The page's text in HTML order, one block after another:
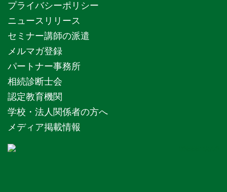
プライバシーポリシー
ニュースリリース
セミナー講師の派遣
メルマガ登録
パートナー事務所
相続診断士会
認定教育機関
学校・法人関係者の方へ
メディア掲載情報